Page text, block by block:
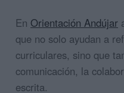
En Orientación Andújar
que no solo ayudan a
curriculares, sino que
comunicación, la
escrita.